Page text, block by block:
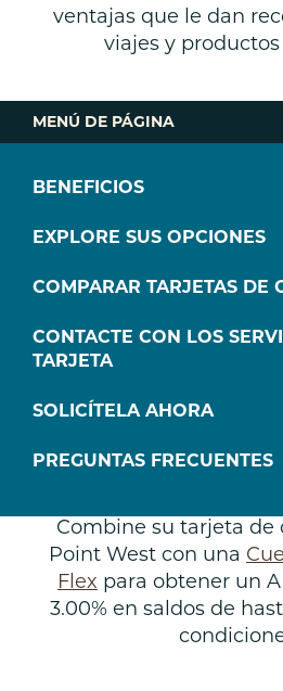
ventajas que le dan
viajes y
MENÚ DE PÁGINA
BENEFICIOS
EXPLORE SUS OPCIONES
COMPARAR TARJETAS DE
CONTACTE CON LOS
TARJETA
SOLICÍTELA AHORA
PREGUNTAS FRECUENTES
Ventajas de las
Combine su tarjeta de
Point West con una
Flex para obtener un
3.00% en saldos de